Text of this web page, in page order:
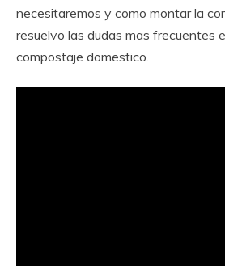
necesitaremos y como montar la
resuelvo las dudas mas frecuentes
compostaje domestico.